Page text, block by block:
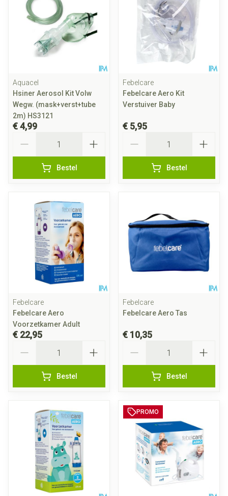
Aquacel
Hsiner Aerosol Kit Volw
Wegw. (mask+verst+tube
2m) HS3121
€ 4,99
Bestel
Febelcare
Febelcare Aero Kit
Verstuiver Baby
€ 5,95
Bestel
Febelcare
Febelcare Aero
Voorzetkamer Adult
€ 22,95
Bestel
Febelcare
Febelcare Aero Tas
€ 10,35
Bestel
PROMO